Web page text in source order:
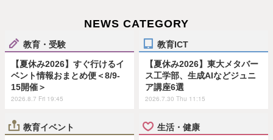
NEWS CATEGORY
教育・受験
【夏休み2026】すぐ行けるイ
ベント情報おまとめ便＜8/9-
15開催＞
2026.8.7 Fri 19:45
教育ICT
【夏休み2026】東大メタバー
ス工学部、生成AIなどジュニ
ア講座6選
2026.7.30 Thu 11:15
教育イベント 生活・健康